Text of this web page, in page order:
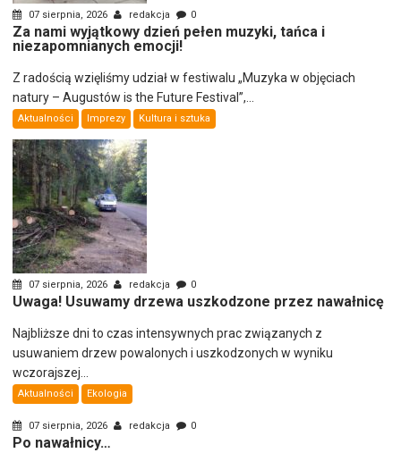
07 sierpnia, 2026 redakcja 0
Za nami wyjątkowy dzień pełen muzyki, tańca i
niezapomnianych emocji!
Z radością wzięliśmy udział w festiwalu „Muzyka w objęciach
natury – Augustów is the Future Festival”,...
Aktualności Imprezy Kultura i sztuka
07 sierpnia, 2026 redakcja 0
Uwaga! Usuwamy drzewa uszkodzone przez nawałnicę
Najbliższe dni to czas intensywnych prac związanych z
usuwaniem drzew powalonych i uszkodzonych w wyniku
wczorajszej...
Aktualności Ekologia
07 sierpnia, 2026 redakcja 0
Po nawałnicy…